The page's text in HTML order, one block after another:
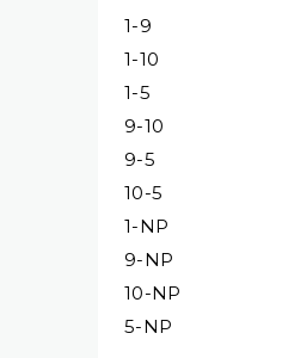
1-9
1-10
1-5
9-10
9-5
10-5
1-NP
9-NP
10-NP
5-NP